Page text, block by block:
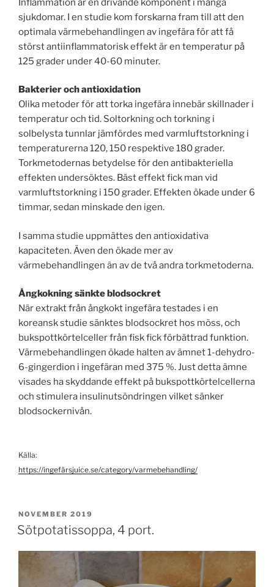
Inflammation är en drivande komponent i många
sjukdomar. I en studie kom forskarna fram till att den
optimala värmebehandlingen av ingefära för att få
störst antiinflammatorisk effekt är en temperatur på
125 grader under 40-60 minuter.
Bakterier och antioxidation
Olika metoder för att torka ingefära innebär skillnader i
temperatur och tid. Soltorkning och torkning i
solbelysta tunnlar jämfördes med varmluftstorkning i
temperaturerna 120, 150 respektive 180 grader.
Torkmetodernas betydelse för den antibakteriella
effekten undersöktes. Bäst effekt fick man vid
varmluftstorkning i 150 grader. Effekten ökade under 6
timmar, sedan minskade den igen.
I samma studie uppmättes den antioxidativa
kapaciteten. Även den ökade mer av
värmebehandlingen än av de två andra torkmetoderna.
Ångkokning sänkte blodsockret
När extrakt från ångkokt ingefära testades i en
koreansk studie sänktes blodsockret hos möss, och
bukspottkörtelceller från fisk fick förbättrad funktion.
Värmebehandlingen ökade halten av ämnet 1-dehydro-
6-gingerdion i ingefäran med 375 %. Just detta ämne
visades ha skyddande effekt på bukspottkörtelcellerna
och stimulera insulinutsöndringen vilket sänker
blodsockernivån.
Källa:
https://ingefärsjuice.se/category/varmebehandling/
PUBLICERAT
NOVEMBER 2019
Sötpotatissoppa, 4 port.